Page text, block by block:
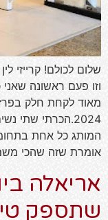
שלום לכולם! קרייזי
וזו פעם ראשונה
מאוד לקחת חלק
2024.הכרתי
המותג כל אחת
אומרת שזה שהכי
אריאלה
שתספק